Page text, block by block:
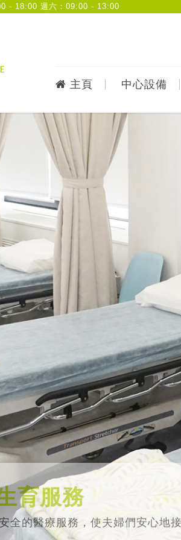
- 18:00 週六：09:00 - 13:00
主頁 中心設備
育服務
全的醫療服務，使夫婦們安心地